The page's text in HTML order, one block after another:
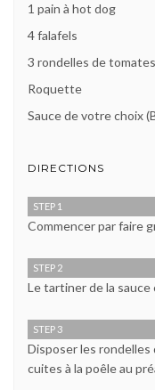
1 pain à hot dog
4 falafels
3 rondelles de tomates
Roquette
Sauce de votre choix
DIRECTIONS
STEP 1
Commencer par faire
STEP 2
Le tartiner de la sauce
STEP 3
Disposer les
cuites à la poêle au